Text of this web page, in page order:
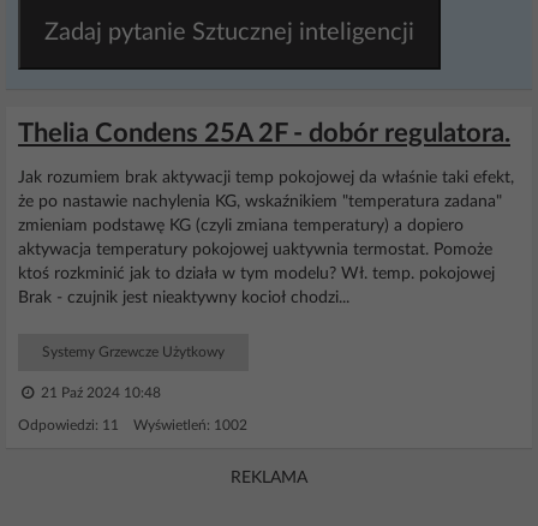
Zadaj pytanie Sztucznej inteligencji
Thelia Condens 25A 2F - dobór regulatora.
Jak rozumiem brak aktywacji temp pokojowej da właśnie taki efekt,
że po nastawie nachylenia KG, wskaźnikiem "temperatura zadana"
zmieniam podstawę KG (czyli zmiana temperatury) a dopiero
aktywacja temperatury pokojowej uaktywnia termostat. Pomoże
ktoś rozkminić jak to działa w tym modelu? Wł. temp. pokojowej
Brak - czujnik jest nieaktywny kocioł chodzi...
Systemy Grzewcze Użytkowy
21 Paź 2024 10:48
Odpowiedzi: 11 Wyświetleń: 1002
REKLAMA